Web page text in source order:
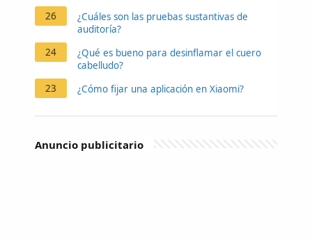
26
¿Cuáles son las pruebas sustantivas de
auditoría?
24
¿Qué es bueno para desinflamar el cuero
cabelludo?
23
¿Cómo fijar una aplicación en Xiaomi?
Anuncio publicitario